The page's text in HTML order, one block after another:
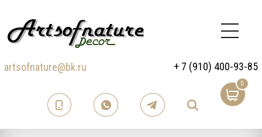
artsofnature@bk.ru + 7 (910) 400-93-85
0